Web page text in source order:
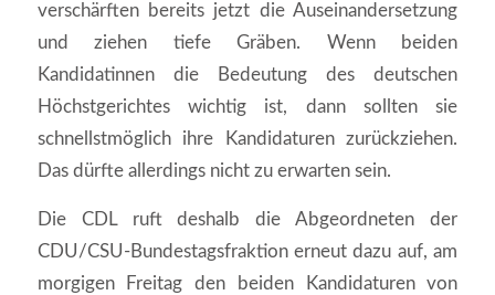
verschärften bereits jetzt die Auseinandersetzung
und ziehen tiefe Gräben. Wenn beiden
Kandidatinnen die Bedeutung des deutschen
Höchstgerichtes wichtig ist, dann sollten sie
schnellstmöglich ihre Kandidaturen zurückziehen.
Das dürfte allerdings nicht zu erwarten sein.
Die CDL ruft deshalb die Abgeordneten der
CDU/CSU-Bundestagsfraktion erneut dazu auf, am
morgigen Freitag den beiden Kandidaturen von